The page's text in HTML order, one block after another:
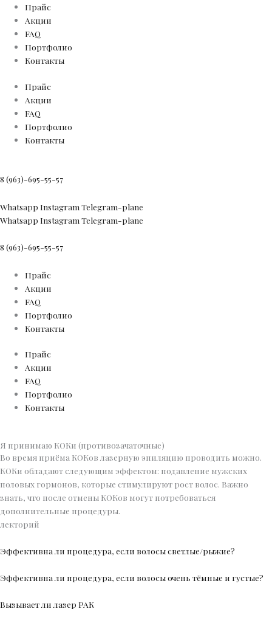
Прайс
Акции
FAQ
Портфолио
Контакты
Прайс
Акции
FAQ
Портфолио
Контакты
8 (963)-695-55-57
Whatsapp Instagram Telegram-plane
Whatsapp Instagram Telegram-plane
8 (963)-695-55-57
Прайс
Акции
FAQ
Портфолио
Контакты
Прайс
Акции
FAQ
Портфолио
Контакты
Я принимаю КОКи (противозачаточные)
Во время приёма КОКов лазерную эпиляцию проводить можно.
КОКи обладают следующим эффектом: подавление мужских
половых гормонов, которые стимулируют рост волос. Важно
знать, что после отмены КОКов могут потребоваться
дополнительные процедуры.
лекторий
Эффективна ли процедура, если волосы светлые/рыжие?
Эффективна ли процедура, если волосы очень тёмные и густые?
Вызывает ли лазер РАК